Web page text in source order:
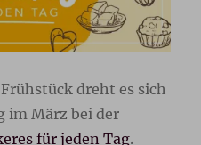
dreht es sich
im März bei der
für jeden Tag.